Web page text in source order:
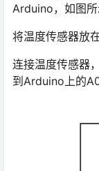
Arduino，如图所
将温度传感器放
连接温度传感器
到Arduino上的